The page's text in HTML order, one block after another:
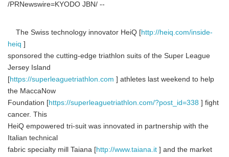
/PRNewswire=KYODO JBN/ --
The Swiss technology innovator HeiQ [http://heiq.com/inside-
heiq ]
sponsored the cutting-edge triathlon suits of the Super League
Jersey Island
[https://superleaguetriathlon.com ] athletes last weekend to help
the MaccaNow
Foundation [https://superleaguetriathlon.com/?post_id=338 ] fight
cancer. This
HeiQ empowered tri-suit was innovated in partnership with the
Italian technical
fabric specialty mill Taiana [http://www.taiana.it ] and the market